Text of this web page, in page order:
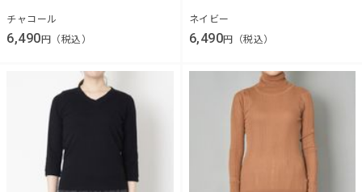
チャコール
6,490 円（税込）
ネイビー
6,490円（税込）